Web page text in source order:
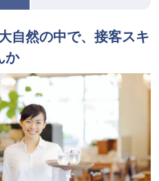
自然の中で、接客スキ
か